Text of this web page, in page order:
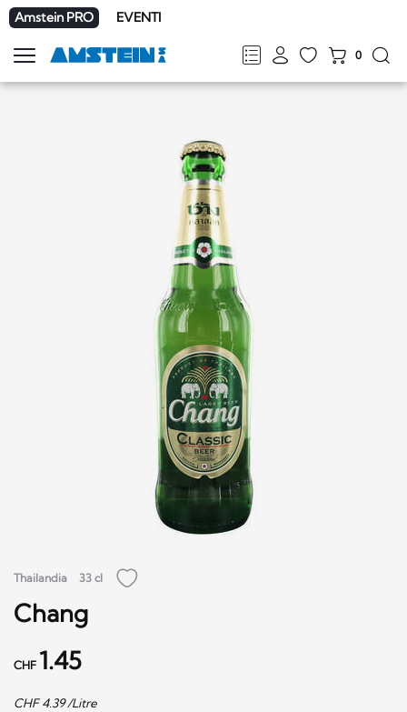
Amstein PRO EVENTI
FRDEENIT
0
Mostra
la
Thailandia 33 cl
Chang
CHF 1.45
CHF4.39/Litre